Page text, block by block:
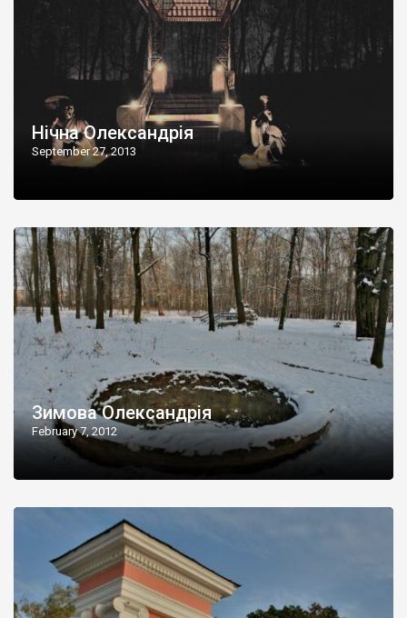
Нічна Олександрія
September 27, 2013
Зимова Олександрія
February 7, 2012